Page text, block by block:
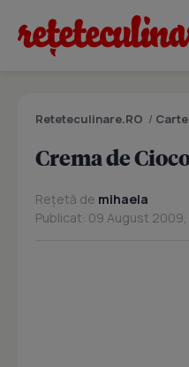
Reteteculinare.RO /
Crema de
Rețetă de mihaela
Publicat: 09 August 2009,